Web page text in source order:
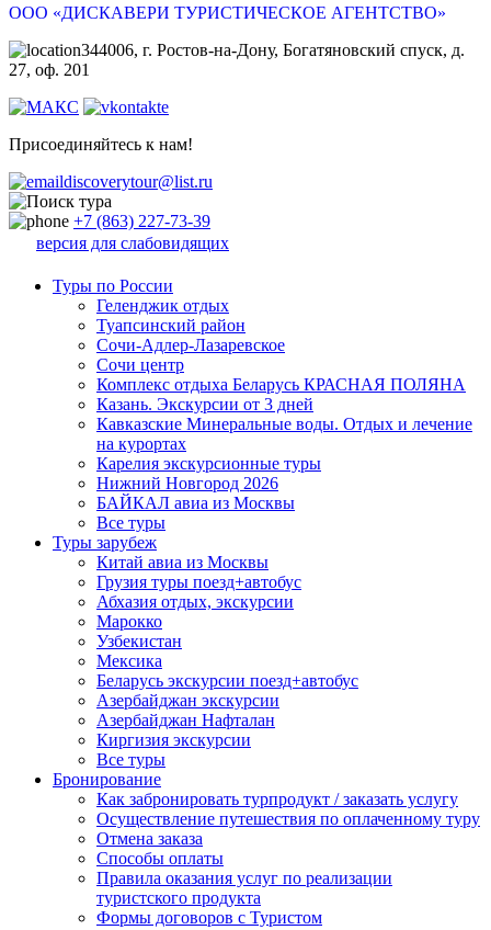
ООО «ДИСКАВЕРИ ТУРИСТИЧЕСКОЕ АГЕНТСТВО»
344006, г. Ростов-на-Дону, Богатяновский спуск, д.
27, оф. 201
Присоединяйтесь к нам!
discoverytour@list.ru
+7 (863) 227-73-39
версия для слабовидящих
Туры по России
Геленджик отдых
Туапсинский район
Сочи-Адлер-Лазаревское
Сочи центр
Комплекс отдыха Беларусь КРАСНАЯ ПОЛЯНА
Казань. Экскурсии от 3 дней
Кавказские Минеральные воды. Отдых и лечение
на курортах
Карелия экскурсионные туры
Нижний Новгород 2026
БАЙКАЛ авиа из Москвы
Все туры
Туры зарубеж
Китай авиа из Москвы
Грузия туры поезд+автобус
Абхазия отдых, экскурсии
Марокко
Узбекистан
Мексика
Беларусь экскурсии поезд+автобус
Азербайджан экскурсии
Азербайджан Нафталан
Киргизия экскурсии
Все туры
Бронирование
Как забронировать турпродукт / заказать услугу
Осуществление путешествия по оплаченному туру
Отмена заказа
Способы оплаты
Правила оказания услуг по реализации
туристского продукта
Формы договоров с Туристом